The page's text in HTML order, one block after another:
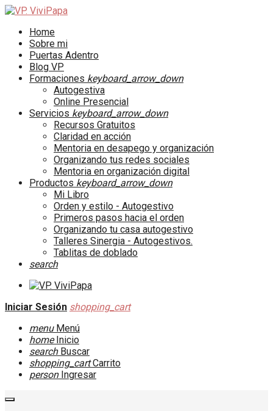
Home
Sobre mi
Puertas Adentro
Blog VP
Formaciones keyboard_arrow_down
Autogestiva
Online Presencial
Servicios keyboard_arrow_down
Recursos Gratuitos
Claridad en acción
Mentoria en desapego y organización
Organizando tus redes sociales
Mentoria en organización digital
Productos keyboard_arrow_down
Mi Libro
Orden y estilo - Autogestivo
Primeros pasos hacia el orden
Organizando tu casa autogestivo
Talleres Sinergia - Autogestivos.
Tablitas de doblado
search
Iniciar Sesión shopping_cart
menu Menú
home Inicio
search Buscar
shopping_cart Carrito
person Ingresar